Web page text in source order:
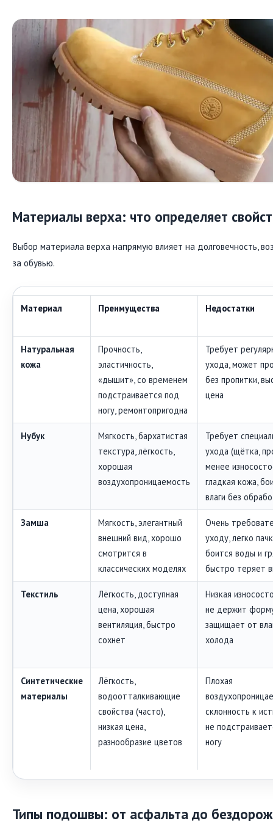
Материалы верха: что определяет
Выбор материала верха напрямую влияет на долговечность,
за обувью.
Материал Преимущества Недостатки
Натуральная
кожа
Прочность,
эластичность,
«дышит», со временем
подстраивается под
ногу, ремонтопригодна
Требует
ухода, может
без пропитки,
цена
Нубук
Мягкость, бархатистая
текстура, лёгкость,
хорошая
воздухопроницаемость
Требует
ухода (щётка,
менее
гладкая кожа,
влаги без
Замша
Мягкость, элегантный
внешний вид, хорошо
смотрится в
классических моделях
Очень
уходу, легко
боится воды и
быстро теряет
Текстиль
Лёгкость, доступная
цена, хорошая
вентиляция, быстро
сохнет
Низкая
не держит
защищает от
холода
Синтетические
материалы
Лёгкость,
водоотталкивающие
свойства (часто),
низкая цена,
разнообразие цветов
Плохая
склонность к
не
ногу
Типы подошвы: от асфальта до